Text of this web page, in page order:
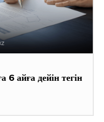
6 айға дейін тегін